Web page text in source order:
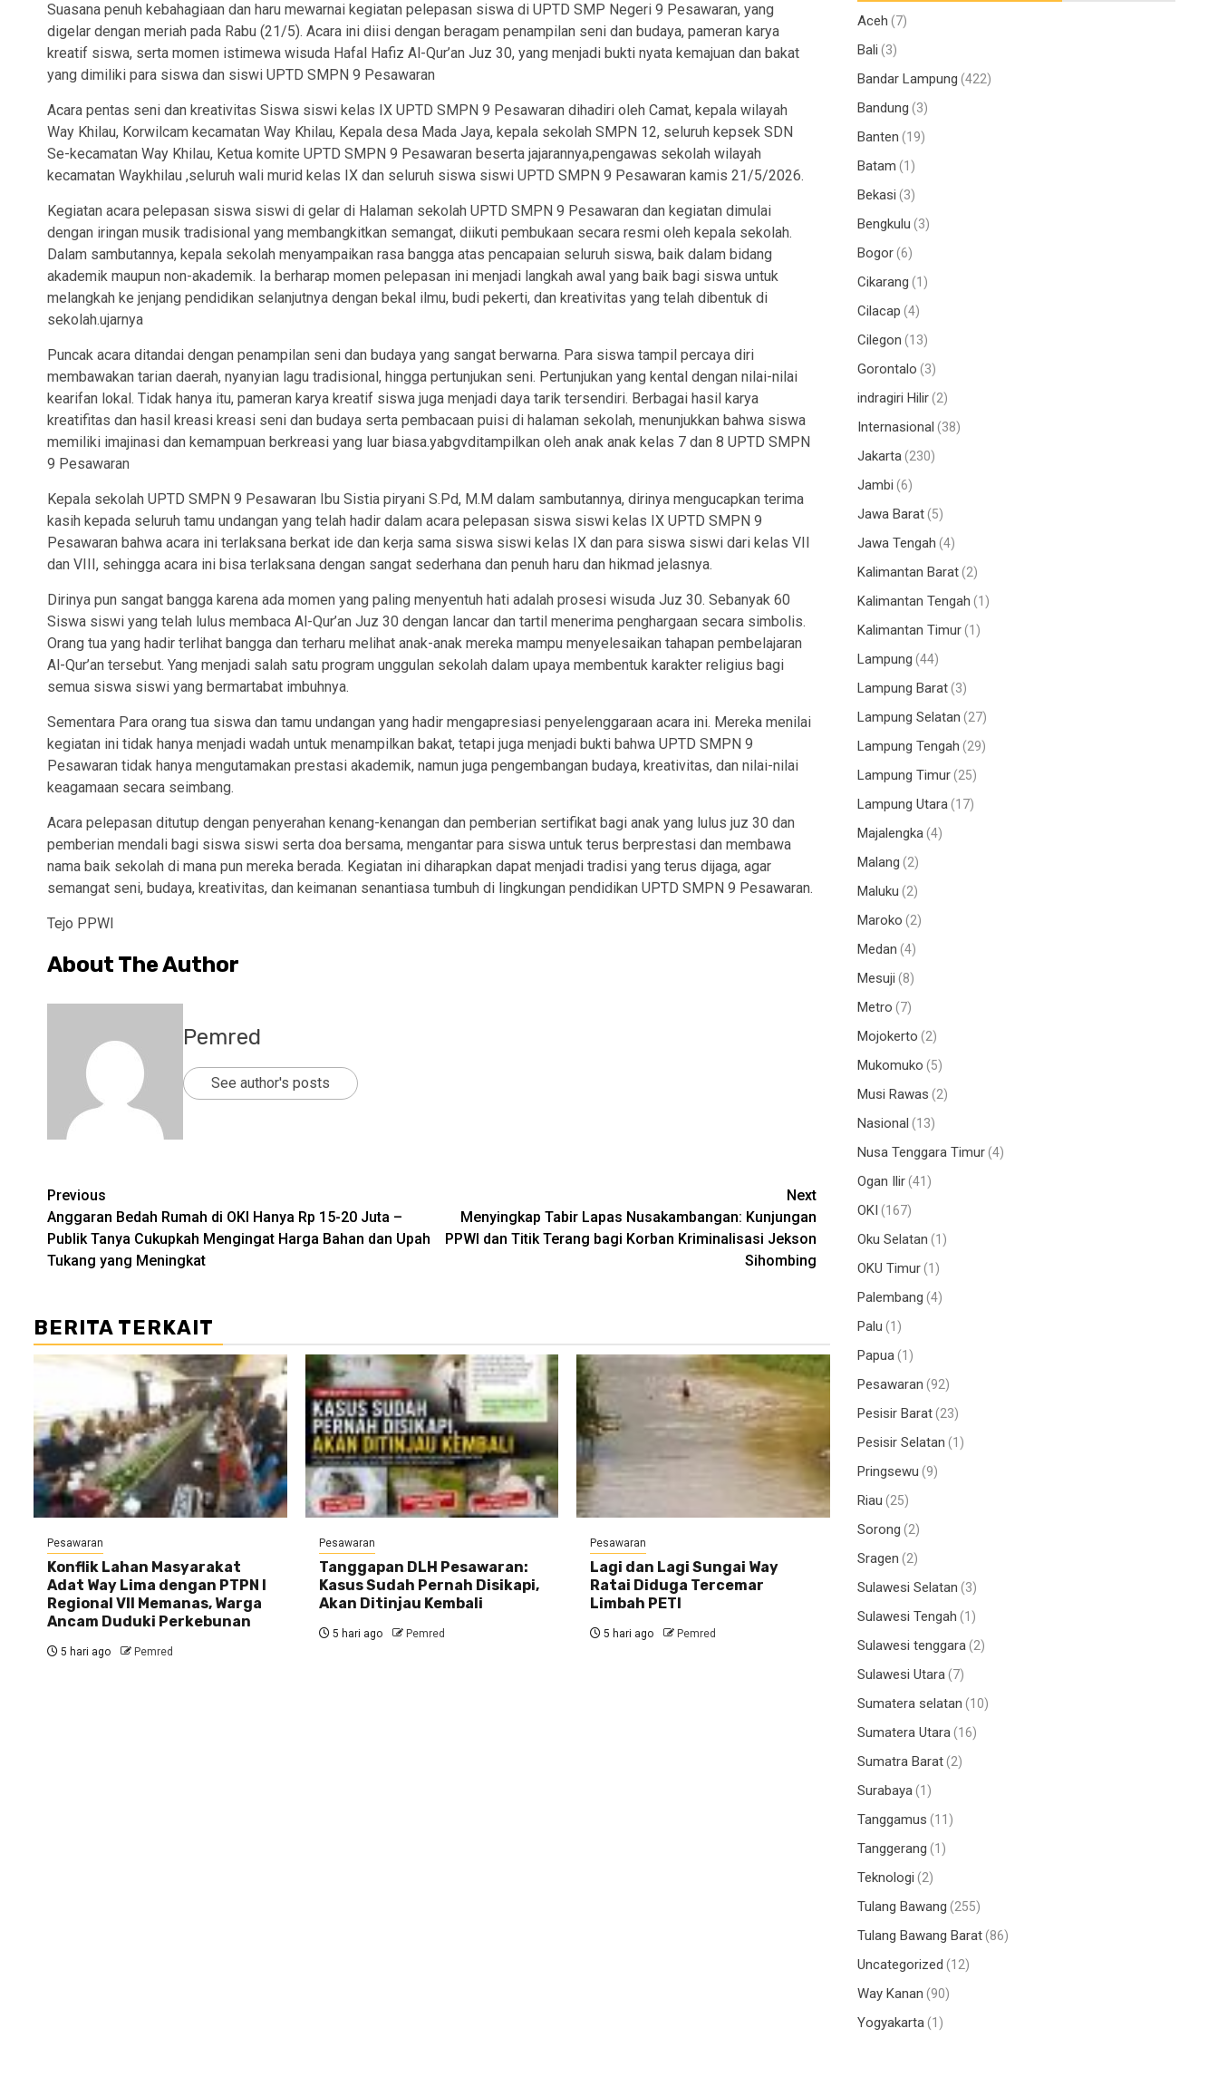
Suasana penuh kebahagiaan dan haru mewarnai kegiatan pelepasan siswa di UPTD SMP Negeri 9 Pesawaran, yang
digelar dengan meriah pada Rabu (21/5). Acara ini diisi dengan beragam penampilan seni dan budaya, pameran karya
kreatif siswa, serta momen istimewa wisuda Hafal Hafiz Al-Qur’an Juz 30, yang menjadi bukti nyata kemajuan dan bakat
yang dimiliki para siswa dan siswi UPTD SMPN 9 Pesawaran
Acara pentas seni dan kreativitas Siswa siswi kelas IX UPTD SMPN 9 Pesawaran dihadiri oleh Camat, kepala wilayah
Way Khilau, Korwilcam kecamatan Way Khilau, Kepala desa Mada Jaya, kepala sekolah SMPN 12, seluruh kepsek SDN
Se-kecamatan Way Khilau, Ketua komite UPTD SMPN 9 Pesawaran beserta jajarannya,pengawas sekolah wilayah
kecamatan Waykhilau ,seluruh wali murid kelas IX dan seluruh siswa siswi UPTD SMPN 9 Pesawaran kamis 21/5/2026.
Kegiatan acara pelepasan siswa siswi di gelar di Halaman sekolah UPTD SMPN 9 Pesawaran dan kegiatan dimulai
dengan iringan musik tradisional yang membangkitkan semangat, diikuti pembukaan secara resmi oleh kepala sekolah.
Dalam sambutannya, kepala sekolah menyampaikan rasa bangga atas pencapaian seluruh siswa, baik dalam bidang
akademik maupun non-akademik. Ia berharap momen pelepasan ini menjadi langkah awal yang baik bagi siswa untuk
melangkah ke jenjang pendidikan selanjutnya dengan bekal ilmu, budi pekerti, dan kreativitas yang telah dibentuk di
sekolah.ujarnya
Puncak acara ditandai dengan penampilan seni dan budaya yang sangat berwarna. Para siswa tampil percaya diri
membawakan tarian daerah, nyanyian lagu tradisional, hingga pertunjukan seni. Pertunjukan yang kental dengan nilai-nilai
kearifan lokal. Tidak hanya itu, pameran karya kreatif siswa juga menjadi daya tarik tersendiri. Berbagai hasil karya
kreatifitas dan hasil kreasi kreasi seni dan budaya serta pembacaan puisi di halaman sekolah, menunjukkan bahwa siswa
memiliki imajinasi dan kemampuan berkreasi yang luar biasa.yabgvditampilkan oleh anak anak kelas 7 dan 8 UPTD SMPN
9 Pesawaran
Kepala sekolah UPTD SMPN 9 Pesawaran Ibu Sistia piryani S.Pd, M.M dalam sambutannya, dirinya mengucapkan terima
kasih kepada seluruh tamu undangan yang telah hadir dalam acara pelepasan siswa siswi kelas IX UPTD SMPN 9
Pesawaran bahwa acara ini terlaksana berkat ide dan kerja sama siswa siswi kelas IX dan para siswa siswi dari kelas VII
dan VIII, sehingga acara ini bisa terlaksana dengan sangat sederhana dan penuh haru dan hikmad jelasnya.
Dirinya pun sangat bangga karena ada momen yang paling menyentuh hati adalah prosesi wisuda Juz 30. Sebanyak 60
Siswa siswi yang telah lulus membaca Al-Qur’an Juz 30 dengan lancar dan tartil menerima penghargaan secara simbolis.
Orang tua yang hadir terlihat bangga dan terharu melihat anak-anak mereka mampu menyelesaikan tahapan pembelajaran
Al-Qur’an tersebut. Yang menjadi salah satu program unggulan sekolah dalam upaya membentuk karakter religius bagi
semua siswa siswi yang bermartabat imbuhnya.
Sementara Para orang tua siswa dan tamu undangan yang hadir mengapresiasi penyelenggaraan acara ini. Mereka menilai
kegiatan ini tidak hanya menjadi wadah untuk menampilkan bakat, tetapi juga menjadi bukti bahwa UPTD SMPN 9
Pesawaran tidak hanya mengutamakan prestasi akademik, namun juga pengembangan budaya, kreativitas, dan nilai-nilai
keagamaan secara seimbang.
Acara pelepasan ditutup dengan penyerahan kenang-kenangan dan pemberian sertifikat bagi anak yang lulus juz 30 dan
pemberian mendali bagi siswa siswi serta doa bersama, mengantar para siswa untuk terus berprestasi dan membawa
nama baik sekolah di mana pun mereka berada. Kegiatan ini diharapkan dapat menjadi tradisi yang terus dijaga, agar
semangat seni, budaya, kreativitas, dan keimanan senantiasa tumbuh di lingkungan pendidikan UPTD SMPN 9 Pesawaran.
Tejo PPWI
About The Author
Pemred
See author's posts
Post
navigation
Previous
Anggaran Bedah Rumah di OKI Hanya Rp 15-20 Juta –
Publik Tanya Cukupkah Mengingat Harga Bahan dan Upah
Tukang yang Meningkat
Next
Menyingkap Tabir Lapas Nusakambangan: Kunjungan
PPWI dan Titik Terang bagi Korban Kriminalisasi Jekson
Sihombing
BERITA TERKAIT
Pesawaran
Konflik Lahan Masyarakat
Adat Way Lima dengan PTPN I
Regional VII Memanas, Warga
Ancam Duduki Perkebunan
5 hari ago Pemred
Pesawaran
Tanggapan DLH Pesawaran:
Kasus Sudah Pernah Disikapi,
Akan Ditinjau Kembali
5 hari ago Pemred
Pesawaran
Lagi dan Lagi Sungai Way
Ratai Diduga Tercemar
Limbah PETI
5 hari ago Pemred
Aceh (7)
Bali (3)
Bandar Lampung (422)
Bandung (3)
Banten (19)
Batam (1)
Bekasi (3)
Bengkulu (3)
Bogor(6)
Cikarang (1)
Cilacap (4)
Cilegon (13)
Gorontalo (3)
indragiri Hilir(2)
Internasional (38)
Jakarta(230)
Jambi (6)
Jawa Barat(5)
Jawa Tengah (4)
Kalimantan Barat(2)
Kalimantan Tengah (1)
Kalimantan Timur(1)
Lampung (44)
Lampung Barat(3)
Lampung Selatan (27)
Lampung Tengah (29)
Lampung Timur(25)
Lampung Utara(17)
Majalengka(4)
Malang (2)
Maluku (2)
Maroko (2)
Medan (4)
Mesuji (8)
Metro (7)
Mojokerto (2)
Mukomuko (5)
Musi Rawas (2)
Nasional (13)
Nusa Tenggara Timur(4)
Ogan Ilir(41)
OKI (167)
Oku Selatan (1)
OKU Timur(1)
Palembang (4)
Palu (1)
Papua(1)
Pesawaran (92)
Pesisir Barat(23)
Pesisir Selatan (1)
Pringsewu (9)
Riau (25)
Sorong (2)
Sragen (2)
Sulawesi Selatan (3)
Sulawesi Tengah (1)
Sulawesi tenggara(2)
Sulawesi Utara(7)
Sumatera selatan (10)
Sumatera Utara(16)
Sumatra Barat(2)
Surabaya(1)
Tanggamus (11)
Tanggerang (1)
Teknologi (2)
Tulang Bawang (255)
Tulang Bawang Barat(86)
Uncategorized (12)
Way Kanan (90)
Yogyakarta(1)